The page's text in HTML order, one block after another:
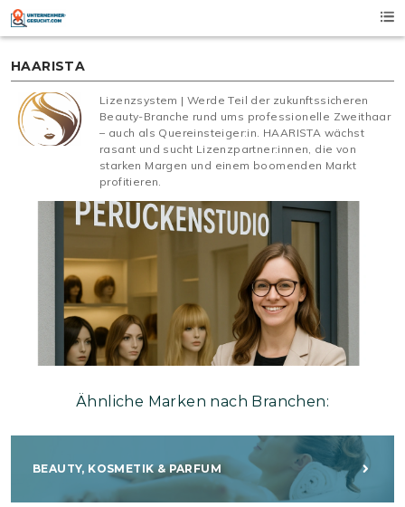
Skip
content
HAARISTA
Lizenzsystem | Werde Teil der zukunftssicheren
Beauty-Branche rund ums professionelle Zweithaar
– auch als Quereinsteiger:in. HAARISTA wächst
rasant und sucht Lizenzpartner:innen, die von
starken Margen und einem boomenden Markt
profitieren.
Ähnliche Marken nach Branchen:
BEAUTY, KOSMETIK & PARFUM